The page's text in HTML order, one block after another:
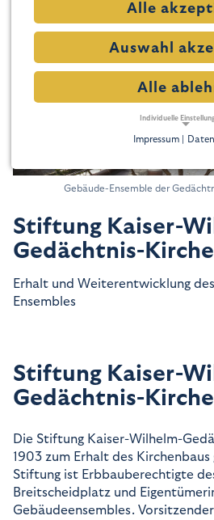
Geschichte
Gebäude-Ensemble der
Stiftung Kaiser-
Gedächtnis-Kirche
Erhalt und Weiterentwicklung
Ensembles
Stiftung Kaiser-
Gedächtnis-Kirche
Die Stiftung Kaiser-Wilhelm-
1903 zum Erhalt des
Stiftung ist Erbbauberechtigte
Breitscheidplatz und
Gebäudeensembles.
Alle
Alle
Auswahl
Individuelle
Funktionen und sind für die
Notwendige Cookies
Name:
Zweck:
Dieser Cookie speichert die ausgewählten
TRACKING
Tracking Cookies erfassen
Diese Informationen helfen uns
Google Analytics
Name:
Anbieter:
Google
Impressum |